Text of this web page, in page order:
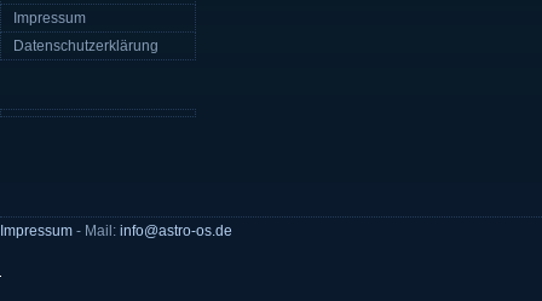
Impressum
Datenschutzerklärung
Impressum - Mail: info@astro-os.de